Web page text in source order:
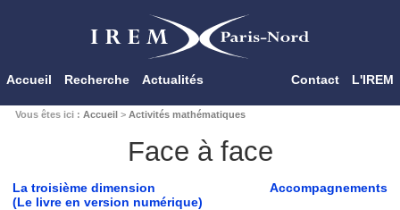
Accueil Recherche Actualités Contact L'IREM
Vous êtes ici : Accueil> Activités mathématiques
Face à face
Accompagnements
La troisième dimension
(Le livre en version numérique)